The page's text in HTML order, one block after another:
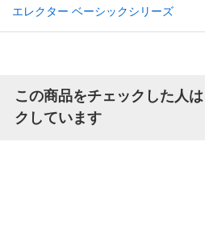
エレクター ベーシックシリーズ
この商品をチェックした人
クしています